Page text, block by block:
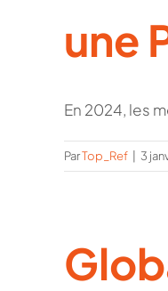
une
En 2024, les
ParTop_Ref 3